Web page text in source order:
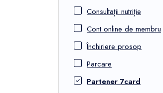
Consultații nutriție
Cont online de membru
Închiriere prosop
Parcare
Partener 7card